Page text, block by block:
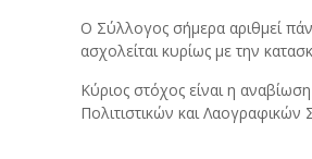
Ο Σύλλογος σήμερα αριθμεί
ασχολείται κυρίως με την
Κύριος στόχος είναι η
Πολιτιστικών και